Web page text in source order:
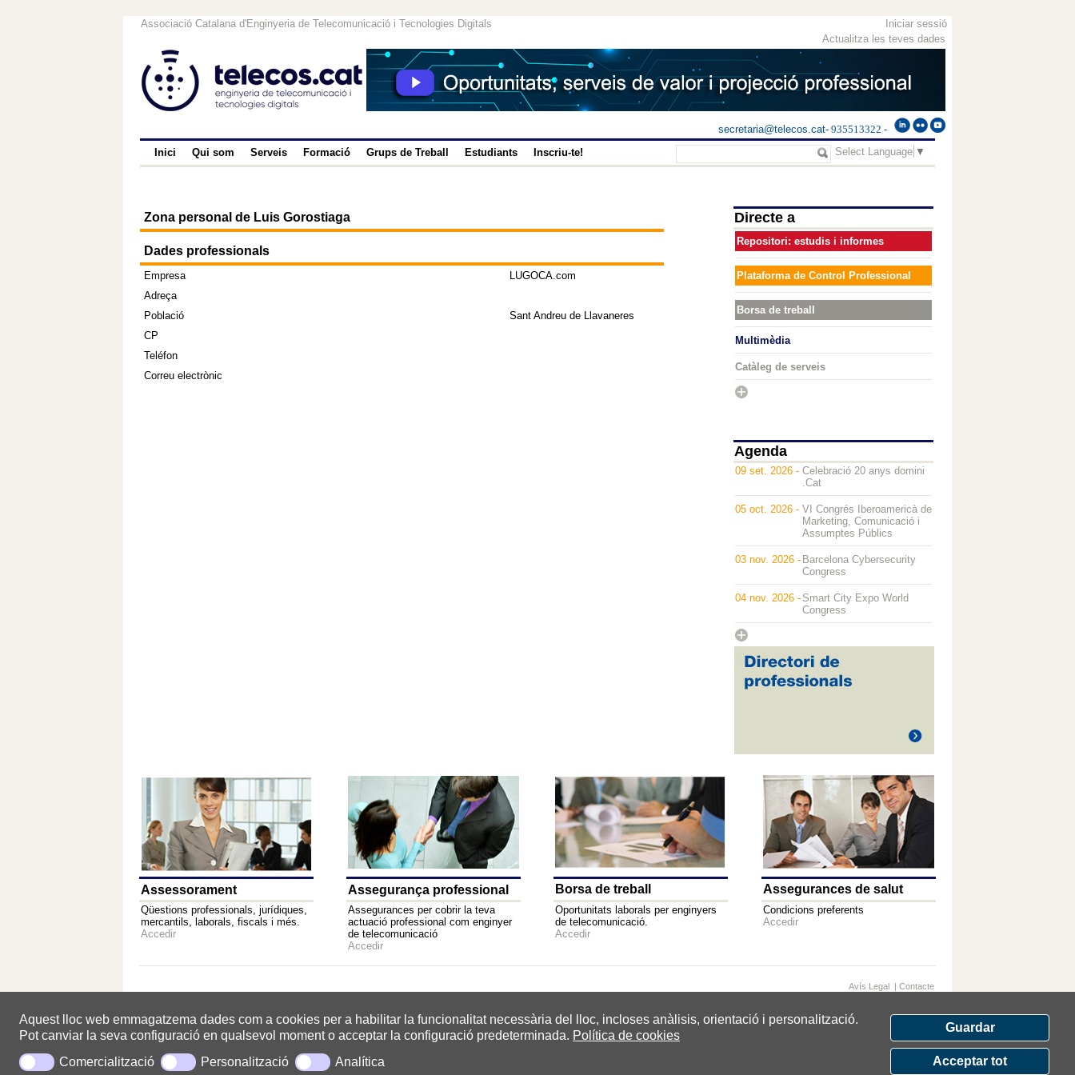
Aquest lloc web emmagatzema dades com a cookies per a habilitar la funcionalitat necessària del lloc, incloses anàlisis, orientació i personalització.
Pot canviar la seva configuració en qualsevol moment o acceptar la configuració predeterminada. Política de cookies
Comercialització
Personalització Analítica
Guardar
Acceptar tot
Associació Catalana d'Enginyeria de Telecomunicació i Tecnologies Digitals
Iniciar sessió
Actualitza les teves dades
secretaria@telecos.cat- 935513322 -
Inici
Qui som Serveis Formació Grups de Treball Estudiants Inscriu-te! Select Language ▼
Zona personal de Luis Gorostiaga
Dades professionals
Empresa
LUGOCA.com
Adreça
Població
Sant Andreu de Llavaneres
CP
Teléfon
Correu electrònic
Directe a
Repositori: estudis i informes
Plataforma de Control Professional
Borsa de treball
Multimèdia
Catàleg de serveis
Agenda
09 set. 2026 - Celebració 20 anys domini
.Cat
05 oct. 2026 - VI Congrés Iberoamericà de
Marketing, Comunicació i
Assumptes Públics
03 nov. 2026 - Barcelona Cybersecurity
Congress
04 nov. 2026 - Smart City Expo World
Congress
Assessorament Assegurança professional Borsa de treball Assegurances de salut
Qüestions professionals, jurídiques,
mercantils, laborals, fiscals i més.
Accedir
Assegurances per cobrir la teva
actuació professional com enginyer
de telecomunicació
Accedir
Oportunitats laborals per enginyers
de telecomunicació.
Accedir
Condicions preferents
Accedir
Avís Legal | Contacte
0.1.0.99